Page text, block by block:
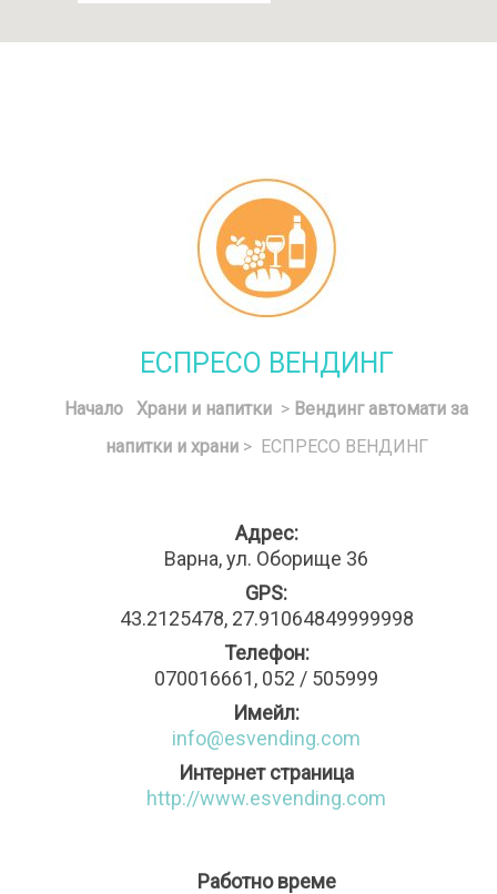
ЕСПРЕСО ВЕНДИНГ
Начало Храни и напитки > Вендинг автомати за
напитки и храни > ЕСПРЕСО ВЕНДИНГ
Адрес:
Варна, ул. Оборище 36
GPS:
43.2125478, 27.91064849999998
Телефон:
070016661, 052 / 505999
Имейл:
info@esvending.com
Интернет страница
http://www.esvending.com
Работно време